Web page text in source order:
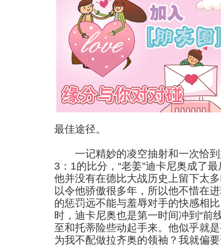
最佳途径。
一记精妙的凌空抽射和一次恰到
3：1的比分，“老姜”迪卡尼奥成了
他并没有在德比大战历史上留下太
以令他骄傲很多年，所以他不惜在
的惩罚远不能与羞辱对手的快感相
时，迪卡尼奥也是第一时间冲到“前
至和托蒂险些动起手来。他似乎就
为我不配做拉齐奥的领袖？我就偏